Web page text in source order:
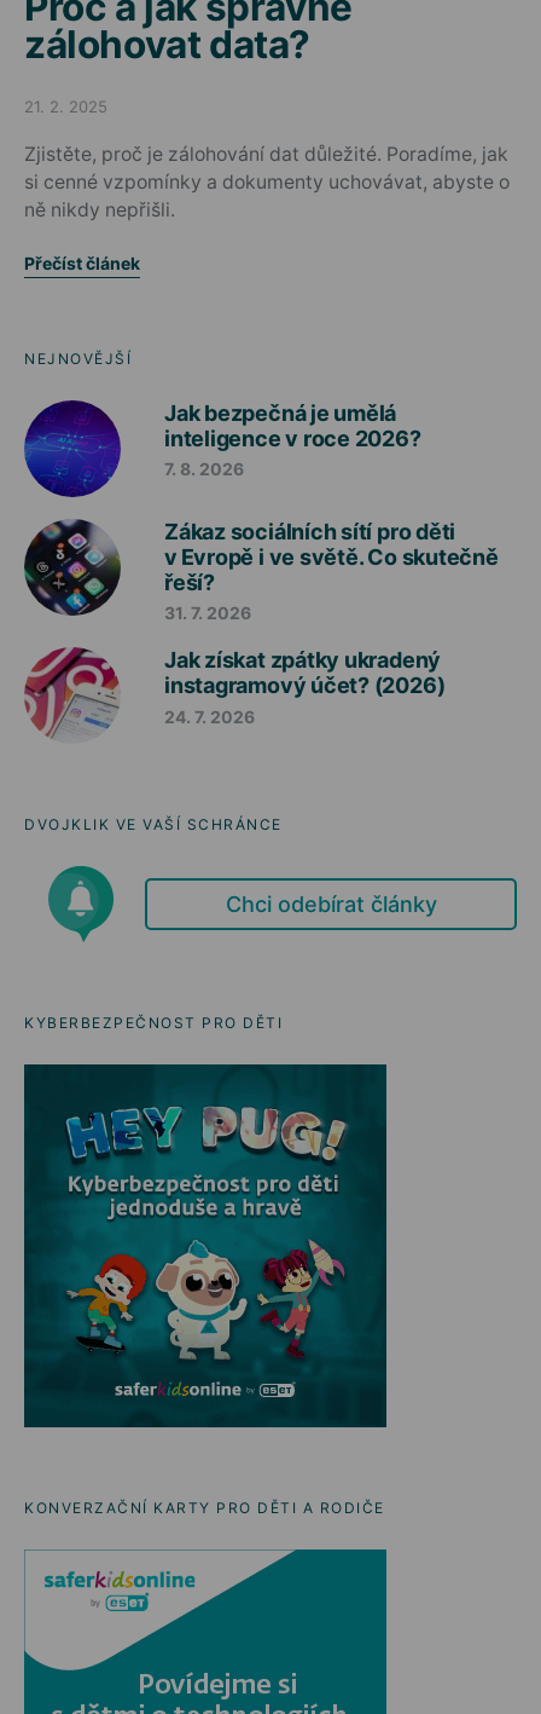
zálohovat data?
Posted on
21. 2. 2025
Zjistěte, proč je zálohování dat důležité. Poradíme, jak
si cenné vzpomínky a dokumenty uchovávat, abyste o
ně nikdy nepřišli.
Přečíst článek
NEJNOVĚJŠÍ
Jak bezpečná je umělá
inteligence v roce 2026?
7. 8. 2026
Zákaz sociálních sítí pro děti
v Evropě i ve světě. Co skutečně
řeší?
31. 7. 2026
Jak získat zpátky ukradený
instagramový účet? (2026)
24. 7. 2026
DVOJKLIK VE VAŠÍ SCHRÁNCE
Chci odebírat články
KYBERBEZPEČNOST PRO DĚTI
KONVERZAČNÍ KARTY PRO DĚTI A RODIČE